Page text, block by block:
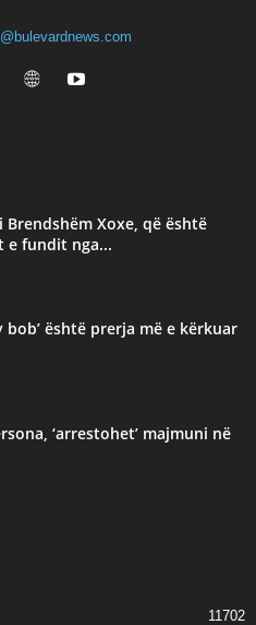
Brendshëm Xoxe, që është
e fundit nga...
bob’ është prerja më e kërkuar
‘arrestohet’ majmuni në
11702